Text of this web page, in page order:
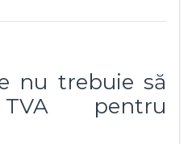
nu trebuie să
pentru